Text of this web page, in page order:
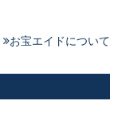
お宝エイドについて